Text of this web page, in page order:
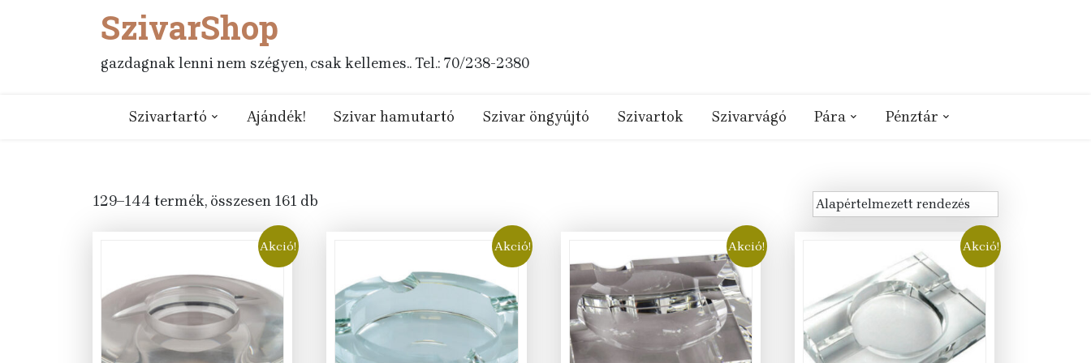
SzivarShop
gazdagnak lenni nem szégyen, csak kellemes.. Tel.: 70/238-2380
Szivartartó Ajándék! Szivar hamutartó Szivar öngyújtó Szivartok Szivarvágó Pára Pénztár
129–144 termék, összesen 161 db
Akció! Akció! Akció! Akció!